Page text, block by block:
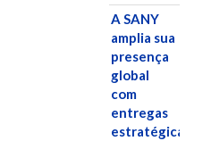
A SANY
amplia sua
presença
global
com
entregas
estratégicas